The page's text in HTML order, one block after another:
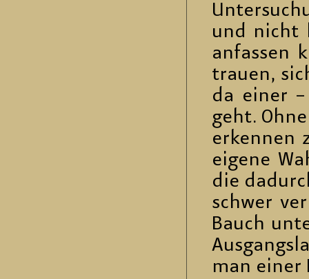
und nicht
an­fas­sen
trau­en,
da einer
geht.
er­ken­nen
ei­ge­ne
die
schwer
Bauch
man